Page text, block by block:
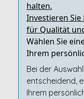
halten.
Investieren
für Qualität
Wählen Sie
Ihrem
Bei der
entscheidend,
Ihrem